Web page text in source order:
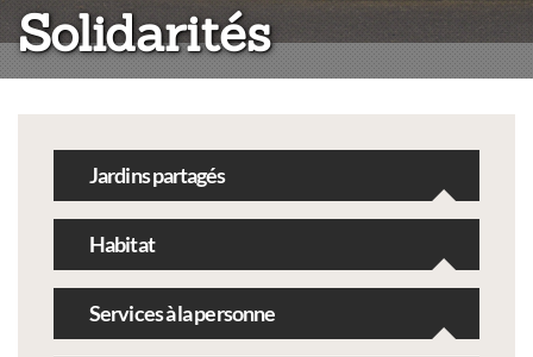
Solidarités
Jardins partagés
Habitat
Services à la personne